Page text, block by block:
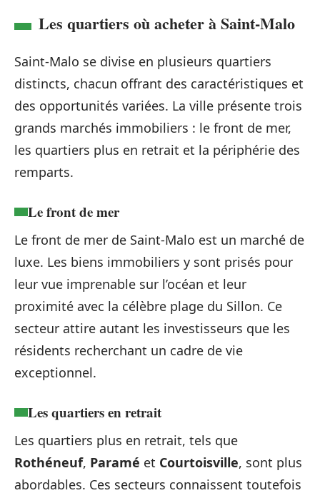
Les quartiers où acheter à Saint-Malo
Saint-Malo se divise en plusieurs quartiers
distincts, chacun offrant des caractéristiques et
des opportunités variées. La ville présente trois
grands marchés immobiliers : le front de mer,
les quartiers plus en retrait et la périphérie des
remparts.
Le front de mer
Le front de mer de Saint-Malo est un marché de
luxe. Les biens immobiliers y sont prisés pour
leur vue imprenable sur l’océan et leur
proximité avec la célèbre plage du Sillon. Ce
secteur attire autant les investisseurs que les
résidents recherchant un cadre de vie
exceptionnel.
Les quartiers en retrait
Les quartiers plus en retrait, tels que
Rothéneuf, Paramé et Courtoisville, sont plus
abordables. Ces secteurs connaissent toutefois